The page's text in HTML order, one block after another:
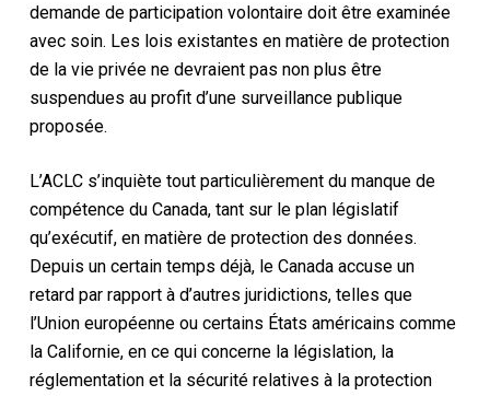
demande de participation volontaire doit être examinée
avec soin. Les lois existantes en matière de protection
de la vie privée ne devraient pas non plus être
suspendues au profit d’une surveillance publique
proposée.
L’ACLC s’inquiète tout particulièrement du manque de
compétence du Canada, tant sur le plan législatif
qu’exécutif, en matière de protection des données.
Depuis un certain temps déjà, le Canada accuse un
retard par rapport à d’autres juridictions, telles que
l’Union européenne ou certains États américains comme
la Californie, en ce qui concerne la législation, la
réglementation et la sécurité relatives à la protection